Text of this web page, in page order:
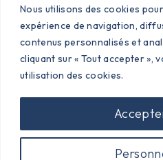
Nous utilisons des cookies
expérience de navigation,
contenus personnalisés et
cliquant sur « Tout accepter »,
utilisation des cookies.
©2023 PONCINS |
| CRÉÉ